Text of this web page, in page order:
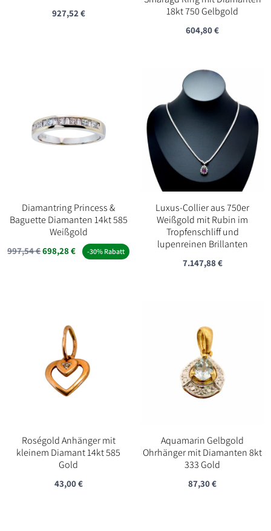
927,52€
18kt 750 Gelbgold
604,80€
Diamantring Princess &
Baguette Diamanten 14kt 585
Weißgold
997,54€698,28€ -30% Rabatt
Luxus-Collier aus 750er
Weißgold mit Rubin im
Tropfenschliff und
lupenreinen Brillanten
7.147,88€
Roségold Anhänger mit
kleinem Diamant 14kt 585
Gold
43,00€
Aquamarin Gelbgold
Ohrhänger mit Diamanten 8kt
333 Gold
87,30€